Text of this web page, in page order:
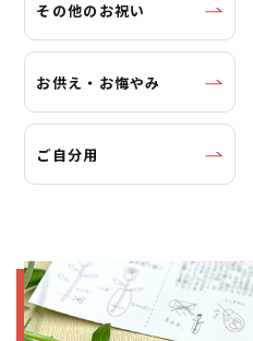
その他のお祝い
お供え・お悔やみ
ご自分用